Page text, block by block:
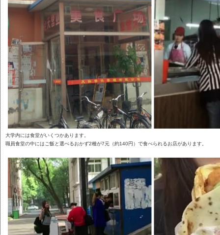
大学内には食堂がいくつかあります。
職員食堂の中にはご飯と選べるおかず2種が7元（約140円）で食べられるお店があります。